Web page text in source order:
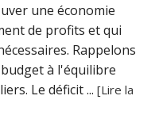
une économie
de profits et qui
Rappelons
à l'équilibre
Le déficit ...[Lire la